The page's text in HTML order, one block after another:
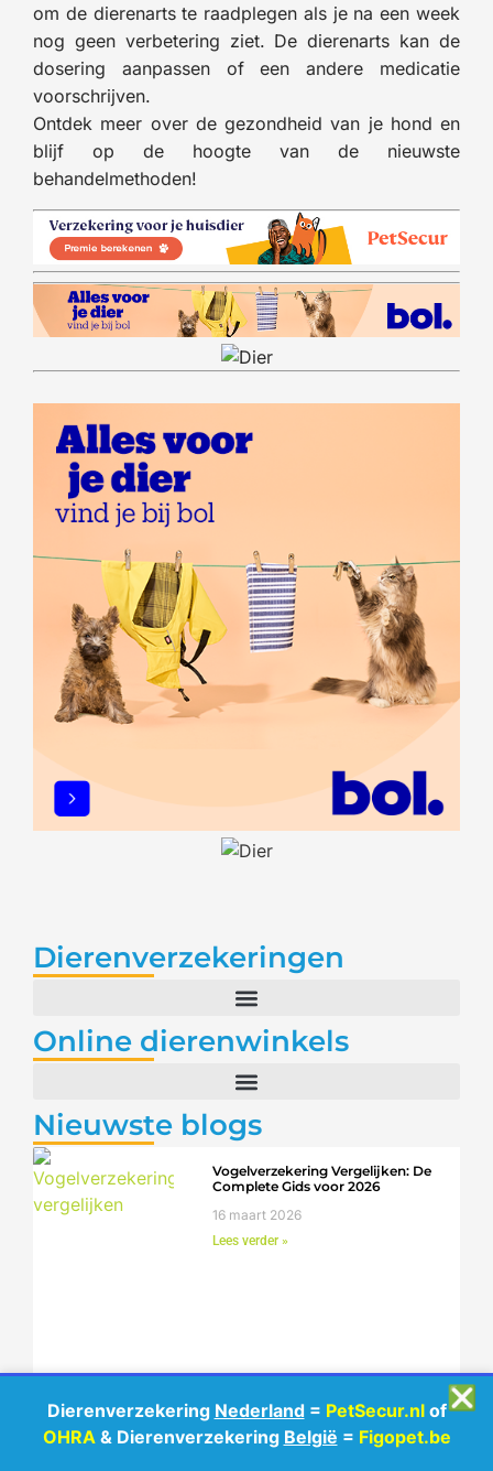
om de dierenarts te raadplegen als je na een week
nog geen verbetering ziet. De dierenarts kan de
dosering aanpassen of een andere medicatie
voorschrijven.
Ontdek meer over de gezondheid van je hond en
blijf op de hoogte van de nieuwste
behandelmethoden!
Dierenverzekeringen
Online dierenwinkels
Nieuwste blogs
Vogelverzekering Vergelijken: De
Complete Gids voor 2026
16 maart 2026
Lees verder »
Is een Vogelverzekering Nodig
❎
Dierenverzekering Nederland= PetSecur.nlof
OHRA& Dierenverzekering België = Figopet.be